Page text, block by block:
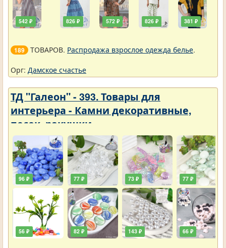
542 ₽ 826 ₽ 572 ₽ 826 ₽ 381 ₽
189 ТОВАРОВ. Распродажа взрослое одежда белье.
Орг: Дамское счастье
ТД "Галеон" - 393. Товары для
интерьера - Камни декоративные,
песок, ракушки
96 ₽
56 ₽
77 ₽
82 ₽
73 ₽
143 ₽
77 ₽
66 ₽